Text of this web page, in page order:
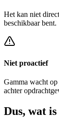
Het kan niet
beschikbaar bent.
Niet proactief
Gamma wacht
achter
Dus, wat is